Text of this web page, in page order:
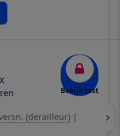
Bekijk test
(derailleur) |